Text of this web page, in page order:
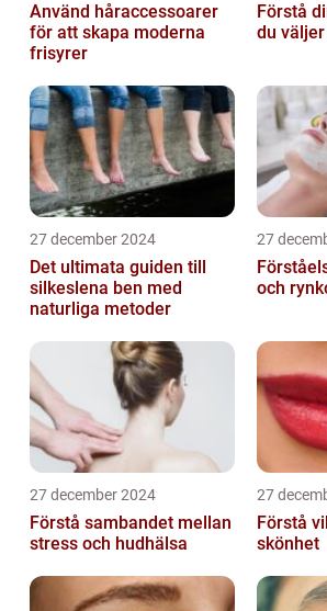
Använd håraccessoarer
för att skapa moderna
frisyrer
Förstå
du
27 december 2024
Det ultimata guiden till
silkeslena ben med
naturliga metoder
27
och
27 december 2024
Förstå sambandet mellan
stress och hudhälsa
27
Förstå
skönhet